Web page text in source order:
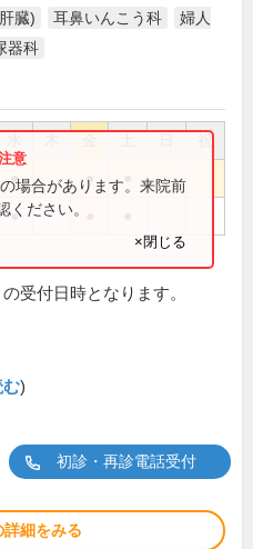
臓) 耳鼻いんこう科
婦人
器科
祝
● ●
●
場合があります。来院前
ください。
×閉じる
受付日時となります。
む)
初診・再診電話受付
詳細をみる